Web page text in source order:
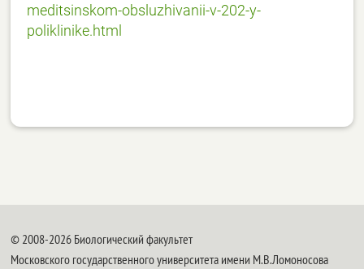
meditsinskom-obsluzhivanii-v-202-y-
poliklinike.html
© 2008-2026 Биологический факультет
Московского государственного университета имени М.В.Ломоносова